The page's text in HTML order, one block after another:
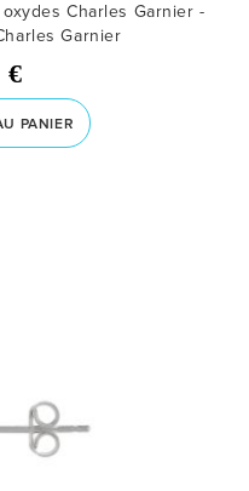
Charles Garnier -
Garnier
€
PANIER